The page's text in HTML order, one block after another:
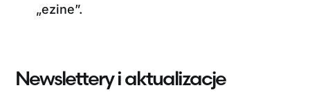
„ezine”.
Newslettery i aktualizacje